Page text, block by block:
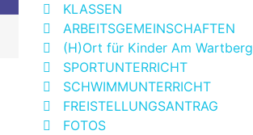
KLASSEN
ARBEITSGEMEINSCHAFTEN
(H)Ort für Kinder Am Wartberg
SPORTUNTERRICHT
SCHWIMMUNTERRICHT
FREISTELLUNGSANTRAG
FOTOS